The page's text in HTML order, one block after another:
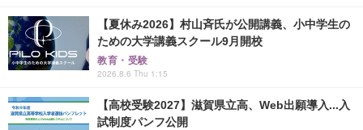
【夏休み2026】村山斉氏が公開講義、小中学生の
ための大学講義スクール9月開校
教育・受験
2026.8.6 Thu 1:15
【高校受験2027】滋賀県立高、Web出願導入...入
試制度パンフ公開